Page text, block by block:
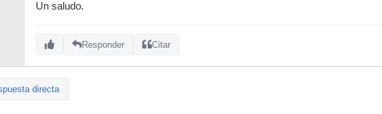
Un saludo.
Responder Citar
directa